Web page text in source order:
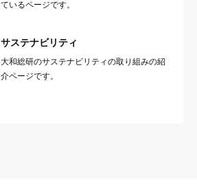
ているページです。
サステナビリティ
大和総研のサステナビリティの取り組みの紹
介ページです。